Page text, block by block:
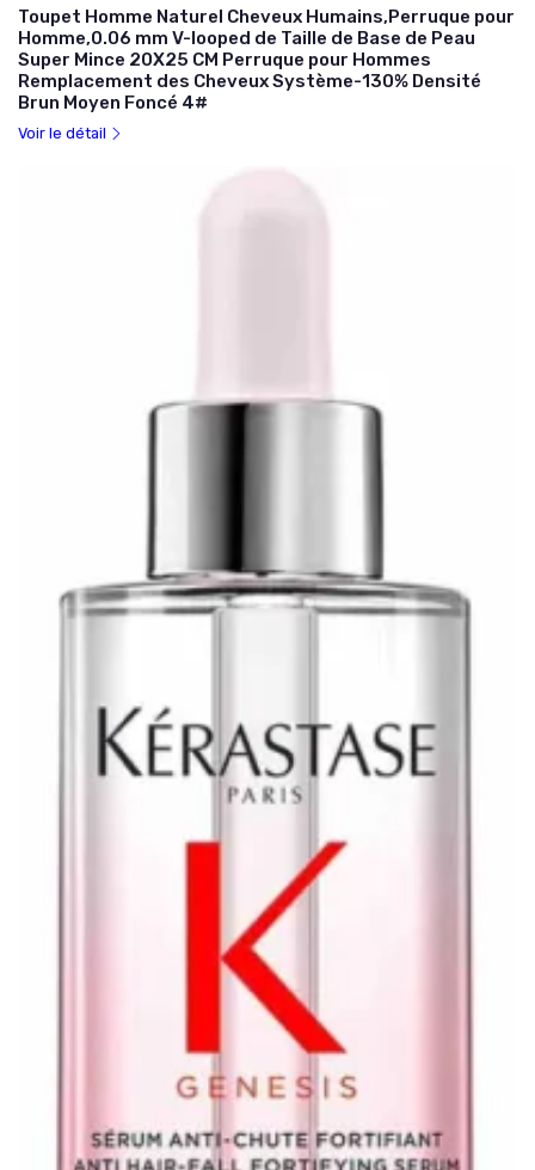
Toupet Homme Naturel Cheveux Humains,Perruque pour
Homme,0.06 mm V-looped de Taille de Base de Peau
Super Mince 20X25 CM Perruque pour Hommes
Remplacement des Cheveux Système-130% Densité
Brun Moyen Foncé 4#
Voir le détail